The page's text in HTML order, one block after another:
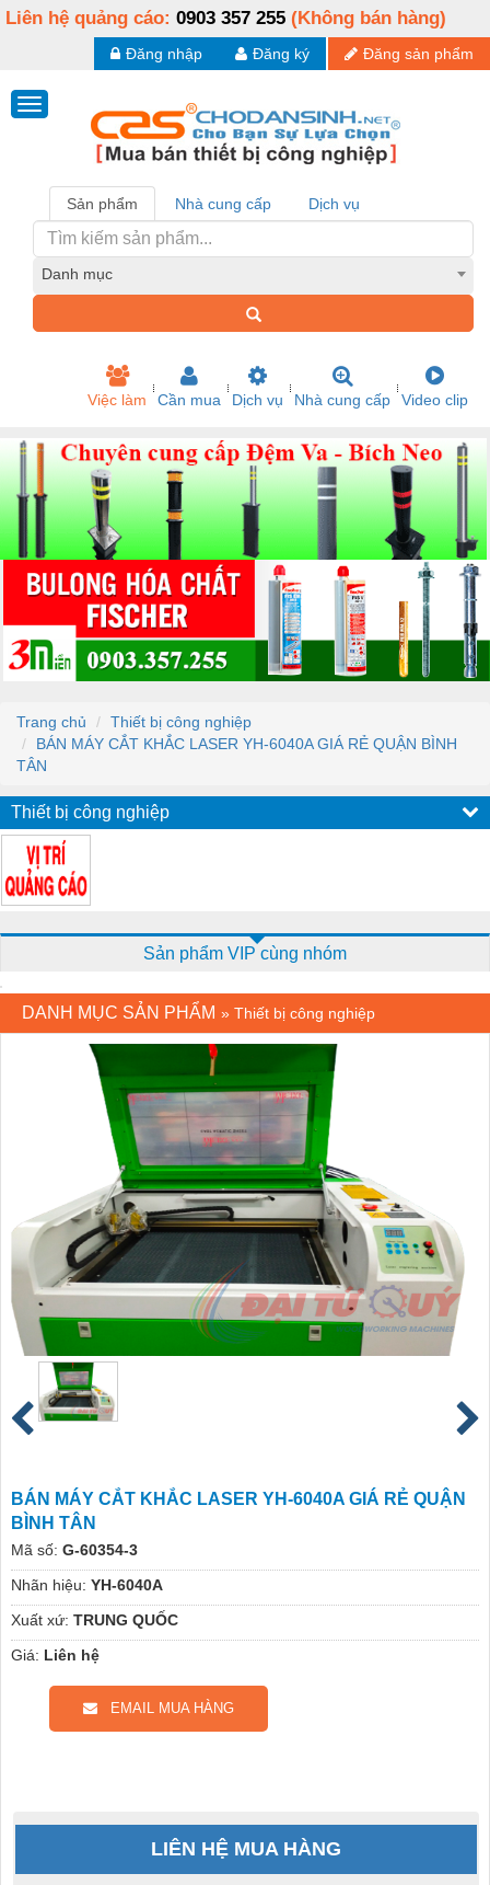
Liên hệ quảng cáo: 0903 357 255 (Không bán hàng)
Đăng sản phẩm
Đăng ký
Đăng nhập
Sản phẩm Nhà cung cấp Dịch vụ
Danh mục
Việc làm Cần mua Dịch vụ Nhà cung cấp Video clip
Trang chủ
Thiết bị công nghiệp
BÁN MÁY CẮT KHẮC LASER YH-6040A GIÁ RẺ QUẬN BÌNH
TÂN
Thiết bị công nghiệp
Sản phẩm VIP cùng nhóm
DANH MỤC SẢN PHẨM » Thiết bị công nghiệp
BÁN MÁY CẮT KHẮC LASER YH-6040A GIÁ RẺ QUẬN
BÌNH TÂN
Mã số: G-60354-3
Nhãn hiệu: YH-6040A
Xuất xứ: TRUNG QUỐC
Giá: Liên hệ
EMAIL MUA HÀNG
LIÊN HỆ MUA HÀNG